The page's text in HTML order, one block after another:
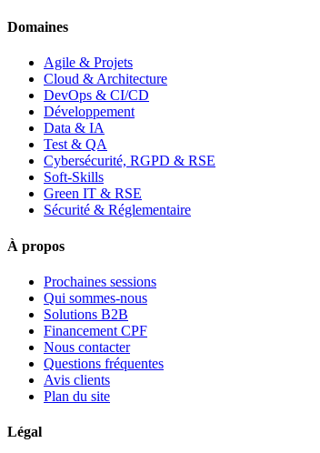
Domaines
Agile & Projets
Cloud & Architecture
DevOps & CI/CD
Développement
Data & IA
Test & QA
Cybersécurité, RGPD & RSE
Soft-Skills
Green IT & RSE
Sécurité & Réglementaire
À propos
Prochaines sessions
Qui sommes-nous
Solutions B2B
Financement CPF
Nous contacter
Questions fréquentes
Avis clients
Plan du site
Légal